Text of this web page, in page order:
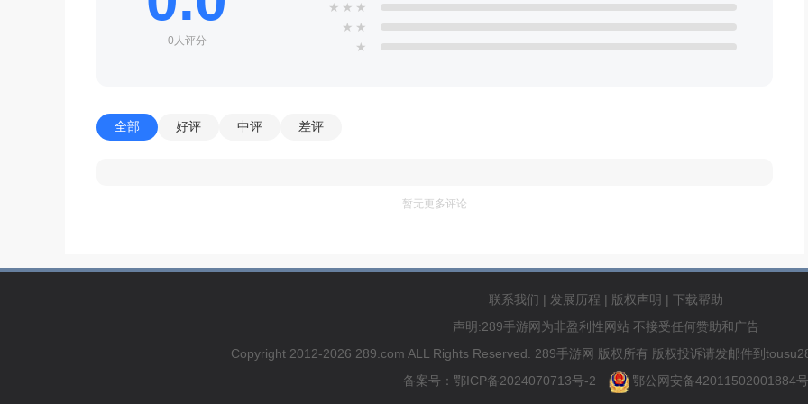
0人评分
★ ★ ★
★ ★
★
全部 好评 中评 差评
暂无更多评论
联系我们 | 发展历程 | 版权声明 | 下载帮助
声明:289手游网为非盈利性网站 不接受任何赞助和广告
Copyright 2012-2026 289.com ALL Rights Reserved. 289手游网 版权所有 版权投诉请发邮件到
备案号：鄂ICP备2024070713号-2
鄂公网安备42011502001884号